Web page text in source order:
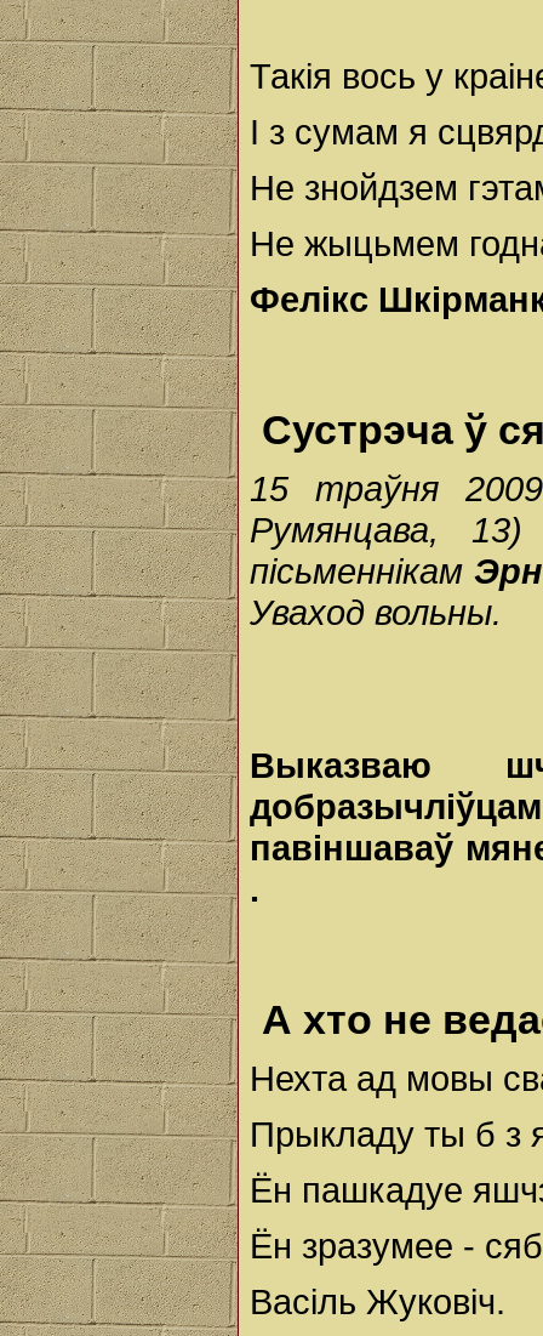
Такія вось у
І з сумам я
Не знойдзем
Не жыцьмем
Фелікс
Сустрэча ў
15 траўня
Румянцава,
пісьменнікам
Уваход вольны.
Выказваю
павіншаваў
.
А хто не
Нехта ад мовы
Прыкладу ты б з
Ён пашкадуе
Ён зразумее -
Васіль Жуковіч.